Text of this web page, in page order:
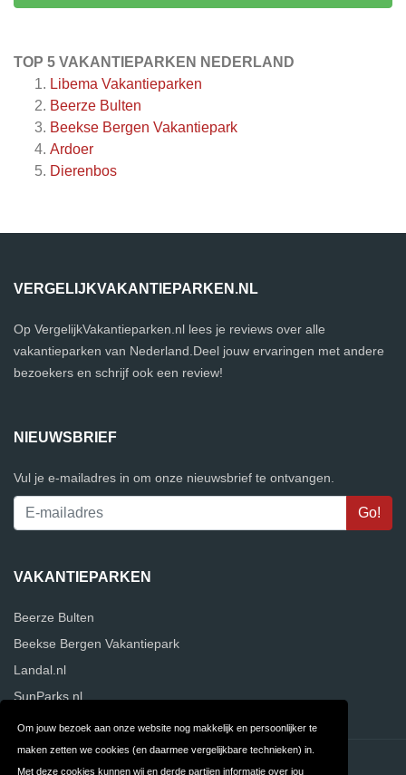
Om jouw bezoek aan onze website nog makkelijk en persoonlijker te
maken zetten we cookies (en daarmee vergelijkbare technieken) in.
Met deze cookies kunnen wij en derde partijen informatie over jou
TOP 5 VAKANTIEPARKEN NEDERLAND
Libema Vakantieparken
Beerze Bulten
Beekse Bergen Vakantiepark
Ardoer
Dierenbos
VERGELIJKVAKANTIEPARKEN.NL
Op VergelijkVakantieparken.nl lees je reviews over alle
vakantieparken van Nederland.Deel jouw ervaringen met andere
bezoekers en schrijf ook een review!
NIEUWSBRIEF
Vul je e-mailadres in om onze nieuwsbrief te ontvangen.
VAKANTIEPARKEN
Beerze Bulten
Beekse Bergen Vakantiepark
Landal.nl
SunParks.nl
Contact Privacy